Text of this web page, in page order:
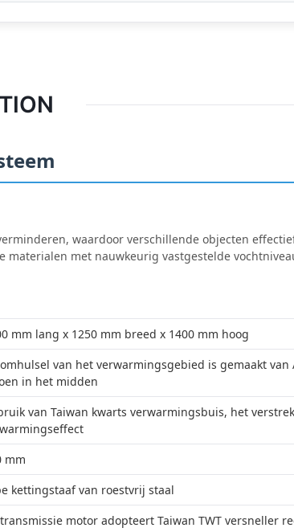
waardoor verschillende objecten
met nauwkeurig vastgestelde
mm lang x 1250 mm breed x 1400 mm hoog
van het verwarmingsgebied is gemaakt
in het midden
van Taiwan kwarts verwarmingsbuis, het
mm
kettingstaaf van roestvrij staal
motor adopteert Taiwan TWT versneller